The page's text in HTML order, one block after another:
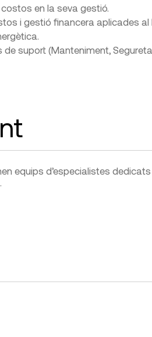
en la seva gestió.
i gestió financera aplicades al
suport (Manteniment,
equips d’especialistes